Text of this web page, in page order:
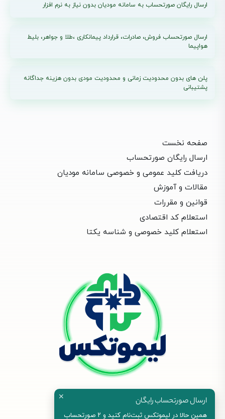
ارسال رایگان صورتحساب به سامانه مودیان بدون نیاز به نرم افزار
ارسال صورتحساب فروش، صادرات، قرارداد پیمانکاری ،طلا و جواهر، بلیط
هواپیما
پلن های بدون محدودیت زمانی و محدودیت مودی بدون هزینه جداگانه
پشتیبانی
صفحه نخست
ارسال رایگان صورتحساب
دریافت کلید عمومی و خصوصی سامانه مودیان
مقالات و آموزش
قوانین و مقررات
استعلام کد اقتصادی
استعلام کلید خصوصی و شناسه یکتا
✕ ارسال صورتحساب رایگان
همین حالا در لیموتکس ثبت‌نام کنید و ۲ صورتحساب